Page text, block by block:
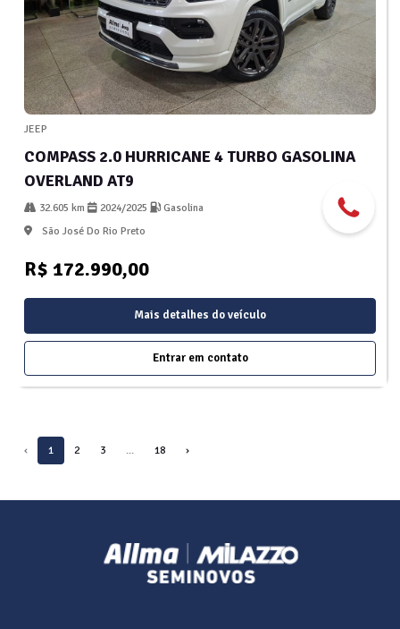
JEEP
COMPASS 2.0 HURRICANE 4 TURBO GASOLINA
OVERLAND AT9
32.605 km 2024/2025
Gasolina
São José Do Rio Preto
R$ 172.990,00
Mais detalhes do veículo
Entrar em contato
‹ 1 2 3 ... 18 ›